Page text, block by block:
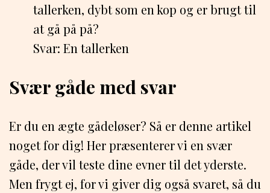
tallerken, dybt som en kop og er brugt til
at gå på på?
Svar: En tallerken
Svær gåde med svar
Er du en ægte gådeløser? Så er denne artikel
noget for dig! Her præsenterer vi en svær
gåde, der vil teste dine evner til det yderste.
Men frygt ej, for vi giver dig også svaret, så du